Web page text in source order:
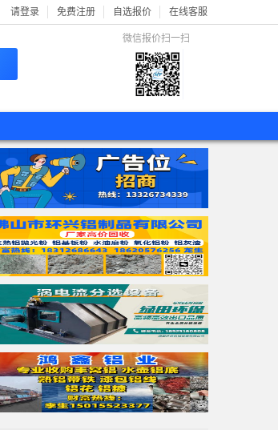
请登录 免费注册 自选报价 在线客服
微信报价扫一扫